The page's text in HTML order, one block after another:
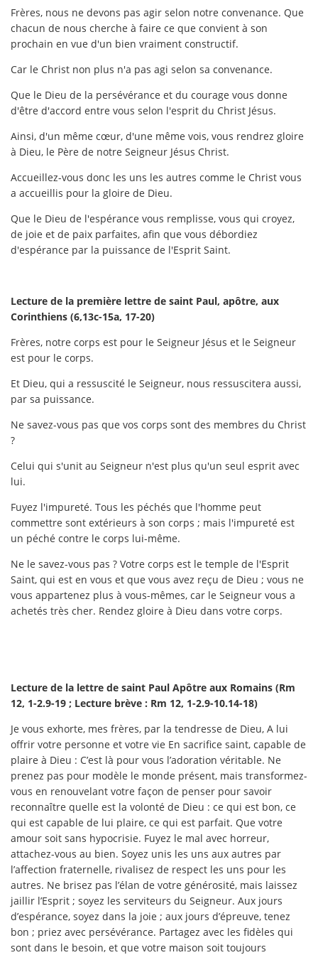
Frères, nous ne devons pas agir selon notre convenance. Que
chacun de nous cherche à faire ce que convient à son
prochain en vue d'un bien vraiment constructif.
Car le Christ non plus n'a pas agi selon sa convenance.
Que le Dieu de la persévérance et du courage vous donne
d'être d'accord entre vous selon l'esprit du Christ Jésus.
Ainsi, d'un même cœur, d'une même vois, vous rendrez gloire
à Dieu, le Père de notre Seigneur Jésus Christ.
Accueillez-vous donc les uns les autres comme le Christ vous
a accueillis pour la gloire de Dieu.
Que le Dieu de l'espérance vous remplisse, vous qui croyez,
de joie et de paix parfaites, afin que vous débordiez
d'espérance par la puissance de l'Esprit Saint.
Lecture de la première lettre de saint Paul, apôtre, aux
Corinthiens (6,13c-15a, 17-20)
Frères, notre corps est pour le Seigneur Jésus et le Seigneur
est pour le corps.
Et Dieu, qui a ressuscité le Seigneur, nous ressuscitera aussi,
par sa puissance.
Ne savez-vous pas que vos corps sont des membres du Christ
?
Celui qui s'unit au Seigneur n'est plus qu'un seul esprit avec
lui.
Fuyez l'impureté. Tous les péchés que l'homme peut
commettre sont extérieurs à son corps ; mais l'impureté est
un péché contre le corps lui-même.
Ne le savez-vous pas ? Votre corps est le temple de l'Esprit
Saint, qui est en vous et que vous avez reçu de Dieu ; vous ne
vous appartenez plus à vous-mêmes, car le Seigneur vous a
achetés très cher. Rendez gloire à Dieu dans votre corps.
Lecture de la lettre de saint Paul Apôtre aux Romains (Rm
12, 1-2.9-19 ; Lecture brève : Rm 12, 1-2.9-10.14-18)
Je vous exhorte, mes frères, par la tendresse de Dieu, A lui
offrir votre personne et votre vie En sacrifice saint, capable de
plaire à Dieu : C’est là pour vous l’adoration véritable. Ne
prenez pas pour modèle le monde présent, mais transformez-
vous en renouvelant votre façon de penser pour savoir
reconnaître quelle est la volonté de Dieu : ce qui est bon, ce
qui est capable de lui plaire, ce qui est parfait. Que votre
amour soit sans hypocrisie. Fuyez le mal avec horreur,
attachez-vous au bien. Soyez unis les uns aux autres par
l’affection fraternelle, rivalisez de respect les uns pour les
autres. Ne brisez pas l’élan de votre générosité, mais laissez
jaillir l’Esprit ; soyez les serviteurs du Seigneur. Aux jours
d’espérance, soyez dans la joie ; aux jours d’épreuve, tenez
bon ; priez avec persévérance. Partagez avec les fidèles qui
sont dans le besoin, et que votre maison soit toujours